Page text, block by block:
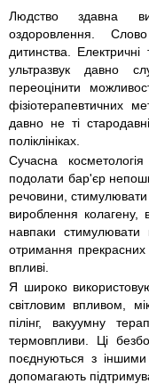
Людство здавна
оздоровлення.
дитинства.
ультразвук давно
переоцінити
фізіотерапевтичних
давно не ті
поліклініках.
Сучасна
подолати бар'єр
речовини,
вироблення колагену,
навпаки стимулювати
отримання прекрасних
впливі.
Я широко
світловим впливом,
пілінг, вакуумну
термовпливи. Ці
поєднуються з
допомагають